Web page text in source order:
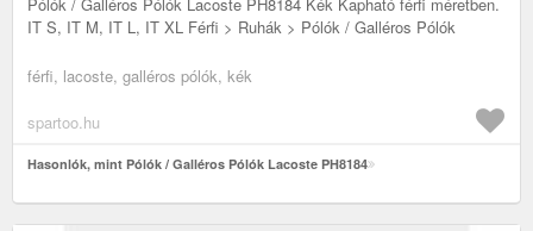
IT S, IT M, IT L, IT XL Férfi > Ruhák > Pólók / Galléros Pólók
férfi, lacoste, galléros pólók, kék
spartoo.hu
Hasonlók, mint Pólók / Galléros Pólók Lacoste PH8184